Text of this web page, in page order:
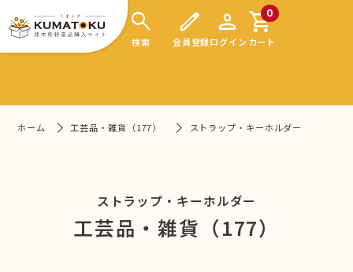
search
検索
edit
会員登録
person
ログイン
0
shopping_cart
カート
ホーム 工芸品・雑貨（177） ストラップ・キーホルダー
ストラップ・キーホルダー
工芸品・雑貨（177）